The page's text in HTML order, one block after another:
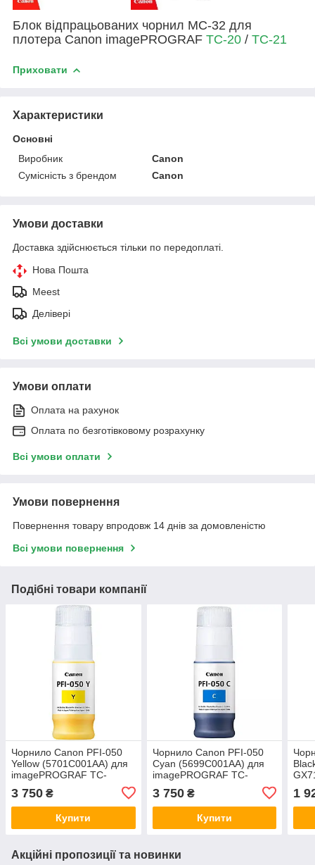
Блок відпрацьованих чорнил MC-32 для
плотера Canon imagePROGRAF TC-20 / TC-21
Приховати
Характеристики
Основні
Виробник
Canon
Сумісність з брендом
Canon
Умови доставки
Доставка здійснюється тільки по передоплаті.
Нова Пошта
Meest
Делівері
Всі умови доставки
Умови оплати
Оплата на рахунок
Оплата по безготівковому розрахунку
Всі умови оплати
Умови повернення
Повернення товару впродовж 14 днів за домовленістю
Всі умови повернення
Подібні товари компанії
Чорнило Canon PFI-050
Yellow (5701C001AA) для
imagePROGRAF TC-
20/TC-20M/TC-21/TC-21M
3 750 ₴
Купити
Чорнило Canon PFI-050
Cyan (5699C001AA) для
imagePROGRAF TC-
20/TC-20M/TC-21/TC-21M
3 750₴
Купити
1
Акційні пропозиції та новинки